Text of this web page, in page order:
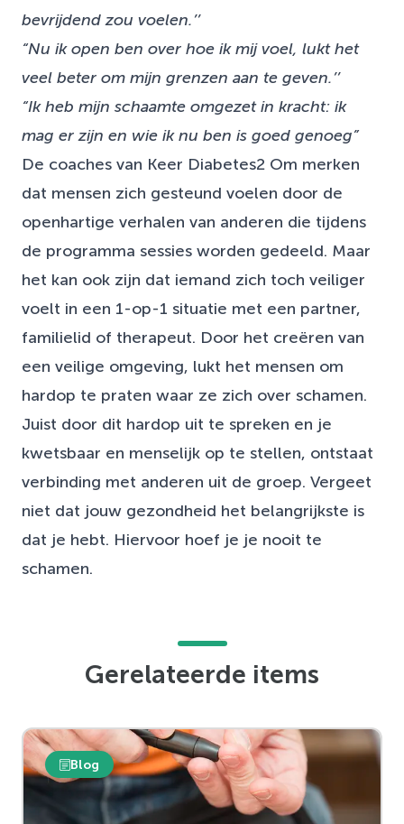
bevrijdend zou voelen.’’
“Nu ik open ben over hoe ik mij voel, lukt het
veel beter om mijn grenzen aan te geven.’’
“Ik heb mijn schaamte omgezet in kracht: ik
mag er zijn en wie ik nu ben is goed genoeg”
De coaches van Keer Diabetes2 Om merken
dat mensen zich gesteund voelen door de
openhartige verhalen van anderen die tijdens
de programma sessies worden gedeeld. Maar
het kan ook zijn dat iemand zich toch veiliger
voelt in een 1-op-1 situatie met een partner,
familielid of therapeut. Door het creëren van
een veilige omgeving, lukt het mensen om
hardop te praten waar ze zich over schamen.
Juist door dit hardop uit te spreken en je
kwetsbaar en menselijk op te stellen, ontstaat
verbinding met anderen uit de groep. Vergeet
niet dat jouw gezondheid het belangrijkste is
dat je hebt. Hiervoor hoef je je nooit te
schamen.
Gerelateerde items
Blog